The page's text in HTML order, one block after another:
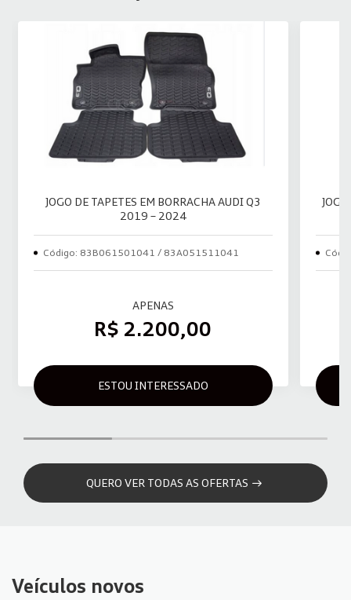
JOGO DE TAPETES EM BORRACHA AUDI Q3
2019 – 2024
Código: 83B061501041 / 83A051511041
APENAS
R$ 2.200,00
ESTOU INTERESSADO
QUERO VER TODAS AS OFERTAS
Veículos novos